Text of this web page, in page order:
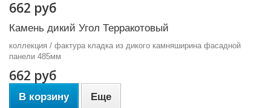
662 руб
Камень дикий Угол Терракотовый
коллекция / фактура кладка из дикого камняширина фасадной
панели 485мм
662 руб
В корзину Еще